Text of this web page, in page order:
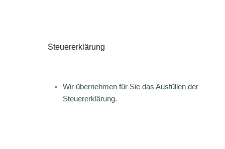
Steuererklärung
Wir übernehmen für Sie das Ausfüllen der
Steuererklärung.